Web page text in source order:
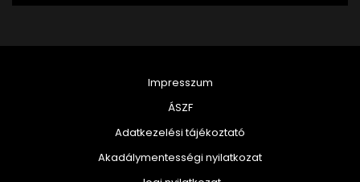
Impresszum
ÁSZF
Adatkezelési tájékoztató
Akadálymentességi nyilatkozat